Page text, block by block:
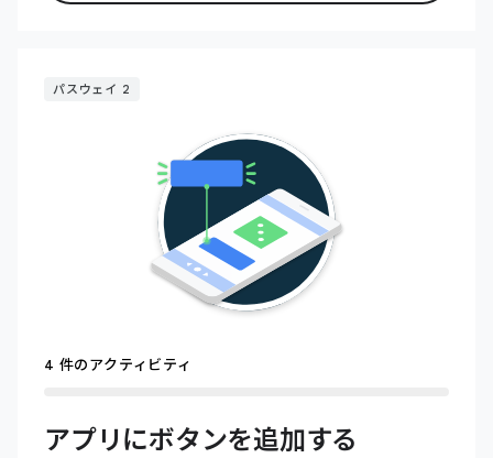
パスウェイ 2
4 件のアクティビティ
アプリにボタンを追加する